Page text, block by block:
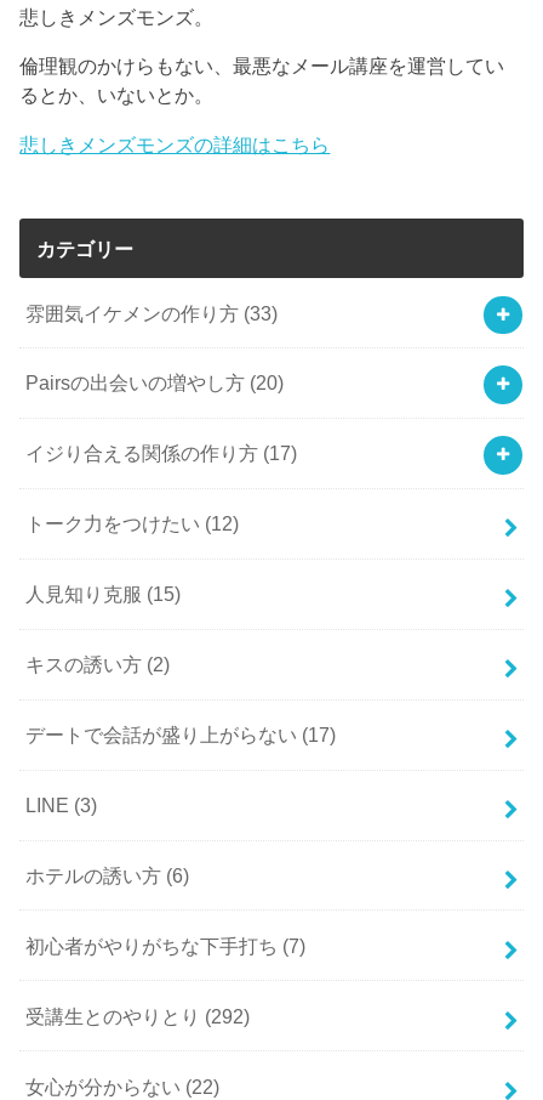
悲しきメンズモンズ。
倫理観のかけらもない、最悪なメール講座を運営してい
るとか、いないとか。
悲しきメンズモンズの詳細はこちら
カテゴリー
雰囲気イケメンの作り方 (33)
Pairsの出会いの増やし方 (20)
イジり合える関係の作り方 (17)
トーク力をつけたい (12)
人見知り克服 (15)
キスの誘い方 (2)
デートで会話が盛り上がらない (17)
LINE (3)
ホテルの誘い方 (6)
初心者がやりがちな下手打ち (7)
受講生とのやりとり (292)
女心が分からない (22)